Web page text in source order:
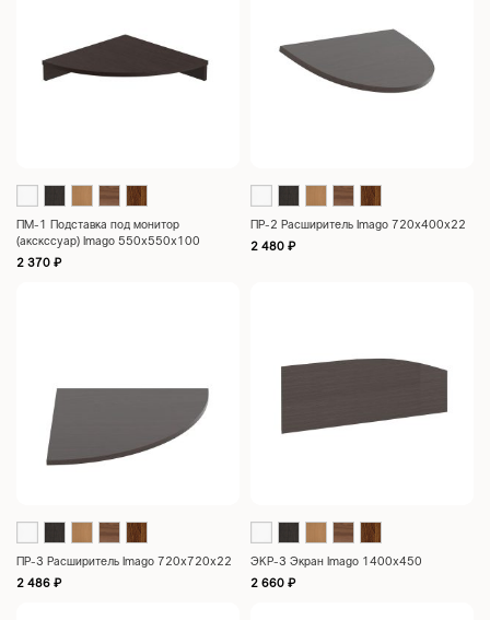
ПМ-1 Подставка под монитор
(акскссуар) Imago 550х550х100
2 370 ₽
ПР-2 Расширитель Imago 720х400х22
2 480 ₽
ПР-3 Расширитель Imago 720х720х22
2 486 ₽
ЭКР-3 Экран Imago 1400х450
2 660 ₽